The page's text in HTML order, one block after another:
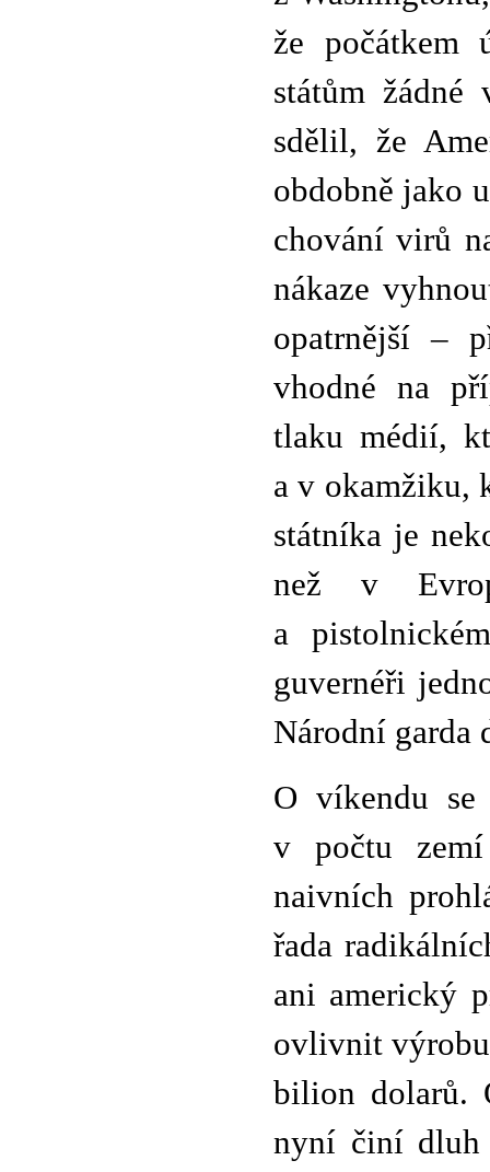
že počátkem
státům žádné
sdělil, že
obdobně jako
chování virů
nákaze
opatrnější –
vhodné na
tlaku médií,
a v okamžiku,
státníka je
než v
a
guvernéři
Národní garda
O víkendu
v počtu zemí
naivních
řada
ani americký
ovlivnit
bilion dolarů.
nyní činí dluh